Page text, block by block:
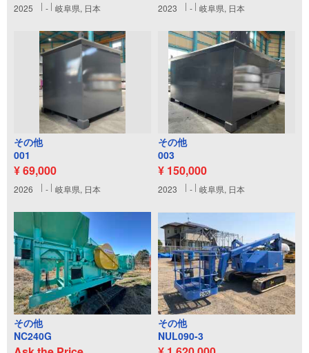
2025 - 岐阜県, 日本 2023 - 岐阜県, 日本
その他
001
¥ 69,000
2026 - 岐阜県, 日本
その他
003
¥ 150,000
2023 - 岐阜県, 日本
その他
NC240G
その他
NUL090-3